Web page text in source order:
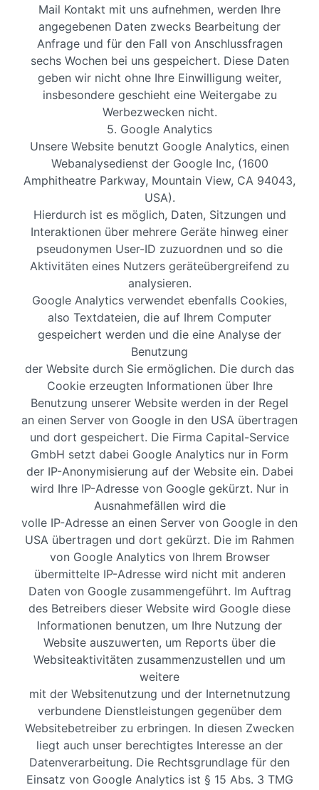
Mail Kontakt mit uns aufnehmen, werden Ihre
angegebenen Daten zwecks Bearbeitung der
Anfrage und für den Fall von Anschlussfragen
sechs Wochen bei uns gespeichert. Diese Daten
geben wir nicht ohne Ihre Einwilligung weiter,
insbesondere geschieht eine Weitergabe zu
Werbezwecken nicht.
5. Google Analytics
Unsere Website benutzt Google Analytics, einen
Webanalysedienst der Google Inc, (1600
Amphitheatre Parkway, Mountain View, CA 94043,
USA).
Hierdurch ist es möglich, Daten, Sitzungen und
Interaktionen über mehrere Geräte hinweg einer
pseudonymen User-ID zuzuordnen und so die
Aktivitäten eines Nutzers geräteübergreifend zu
analysieren.
Google Analytics verwendet ebenfalls Cookies,
also Textdateien, die auf Ihrem Computer
gespeichert werden und die eine Analyse der
Benutzung
der Website durch Sie ermöglichen. Die durch das
Cookie erzeugten Informationen über Ihre
Benutzung unserer Website werden in der Regel
an einen Server von Google in den USA übertragen
und dort gespeichert. Die Firma Capital-Service
GmbH setzt dabei Google Analytics nur in Form
der IP-Anonymisierung auf der Website ein. Dabei
wird Ihre IP-Adresse von Google gekürzt. Nur in
Ausnahmefällen wird die
volle IP-Adresse an einen Server von Google in den
USA übertragen und dort gekürzt. Die im Rahmen
von Google Analytics von Ihrem Browser
übermittelte IP-Adresse wird nicht mit anderen
Daten von Google zusammengeführt. Im Auftrag
des Betreibers dieser Website wird Google diese
Informationen benutzen, um Ihre Nutzung der
Website auszuwerten, um Reports über die
Websiteaktivitäten zusammenzustellen und um
weitere
mit der Websitenutzung und der Internetnutzung
verbundene Dienstleistungen gegenüber dem
Websitebetreiber zu erbringen. In diesen Zwecken
liegt auch unser berechtigtes Interesse an der
Datenverarbeitung. Die Rechtsgrundlage für den
Einsatz von Google Analytics ist § 15 Abs. 3 TMG